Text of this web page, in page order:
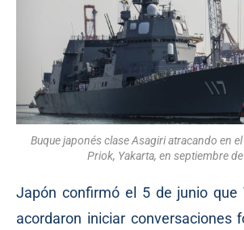
Buque japonés clase Asagiri atracando en
Priok, Yakarta, en septiembre
Japón confirmó el 5 de junio que
acordaron iniciar conversaciones